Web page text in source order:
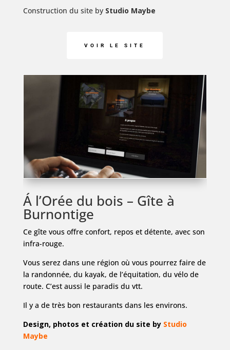
Construction du site by Studio Maybe
VOIR LE SITE
Á l’Orée du bois – Gîte à
Burnontige
Ce gîte vous offre confort, repos et détente, avec son
infra-rouge.
Vous serez dans une région où vous pourrez faire de
la randonnée, du kayak, de l’équitation, du vélo de
route. C’est aussi le paradis du vtt.
Il y a de très bon restaurants dans les environs.
Design, photos et création du site by Studio
Maybe